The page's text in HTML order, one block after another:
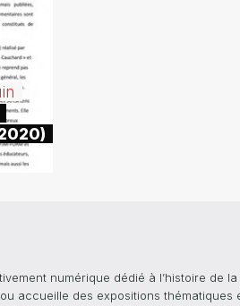
numérique dédié à l’histoire de
accueille des expositions thématiques